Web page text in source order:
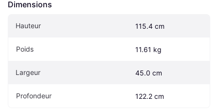
Dimensions
Hauteur 115.4 cm
Poids 11.61 kg
Largeur 45.0 cm
Profondeur 122.2 cm